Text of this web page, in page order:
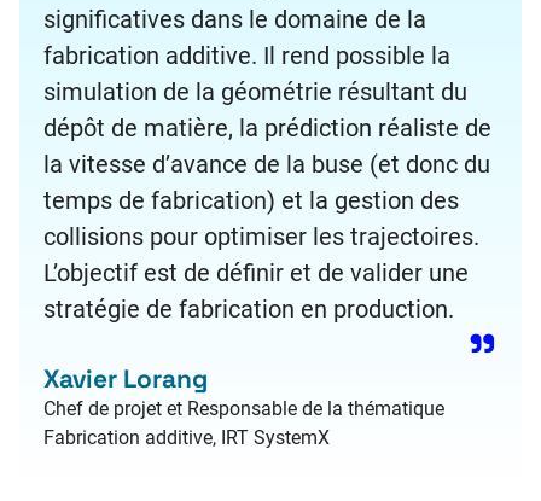
significatives dans le domaine de la
fabrication additive. Il rend possible la
simulation de la géométrie résultant du
dépôt de matière, la prédiction réaliste de
la vitesse d’avance de la buse (et donc du
temps de fabrication) et la gestion des
collisions pour optimiser les trajectoires.
L’objectif est de définir et de valider une
stratégie de fabrication en production.
Xavier Lorang
Chef de projet et Responsable de la thématique
Fabrication additive, IRT SystemX